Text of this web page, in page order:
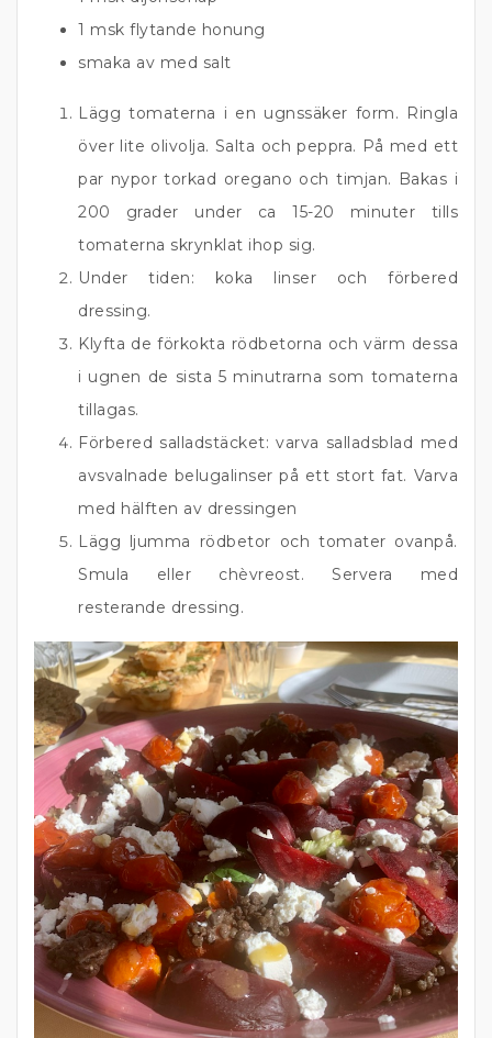
1 msk flytande honung
smaka av med salt
Lägg tomaterna i en ugnssäker form. Ringla
över lite olivolja. Salta och peppra. På med ett
par nypor torkad oregano och timjan. Bakas i
200 grader under ca 15-20 minuter tills
tomaterna skrynklat ihop sig.
Under tiden: koka linser och förbered
dressing.
Klyfta de förkokta rödbetorna och värm dessa
i ugnen de sista 5 minutrarna som tomaterna
tillagas.
Förbered salladstäcket: varva salladsblad med
avsvalnade belugalinser på ett stort fat. Varva
med hälften av dressingen
Lägg ljumma rödbetor och tomater ovanpå.
Smula eller chèvreost. Servera med
resterande dressing.